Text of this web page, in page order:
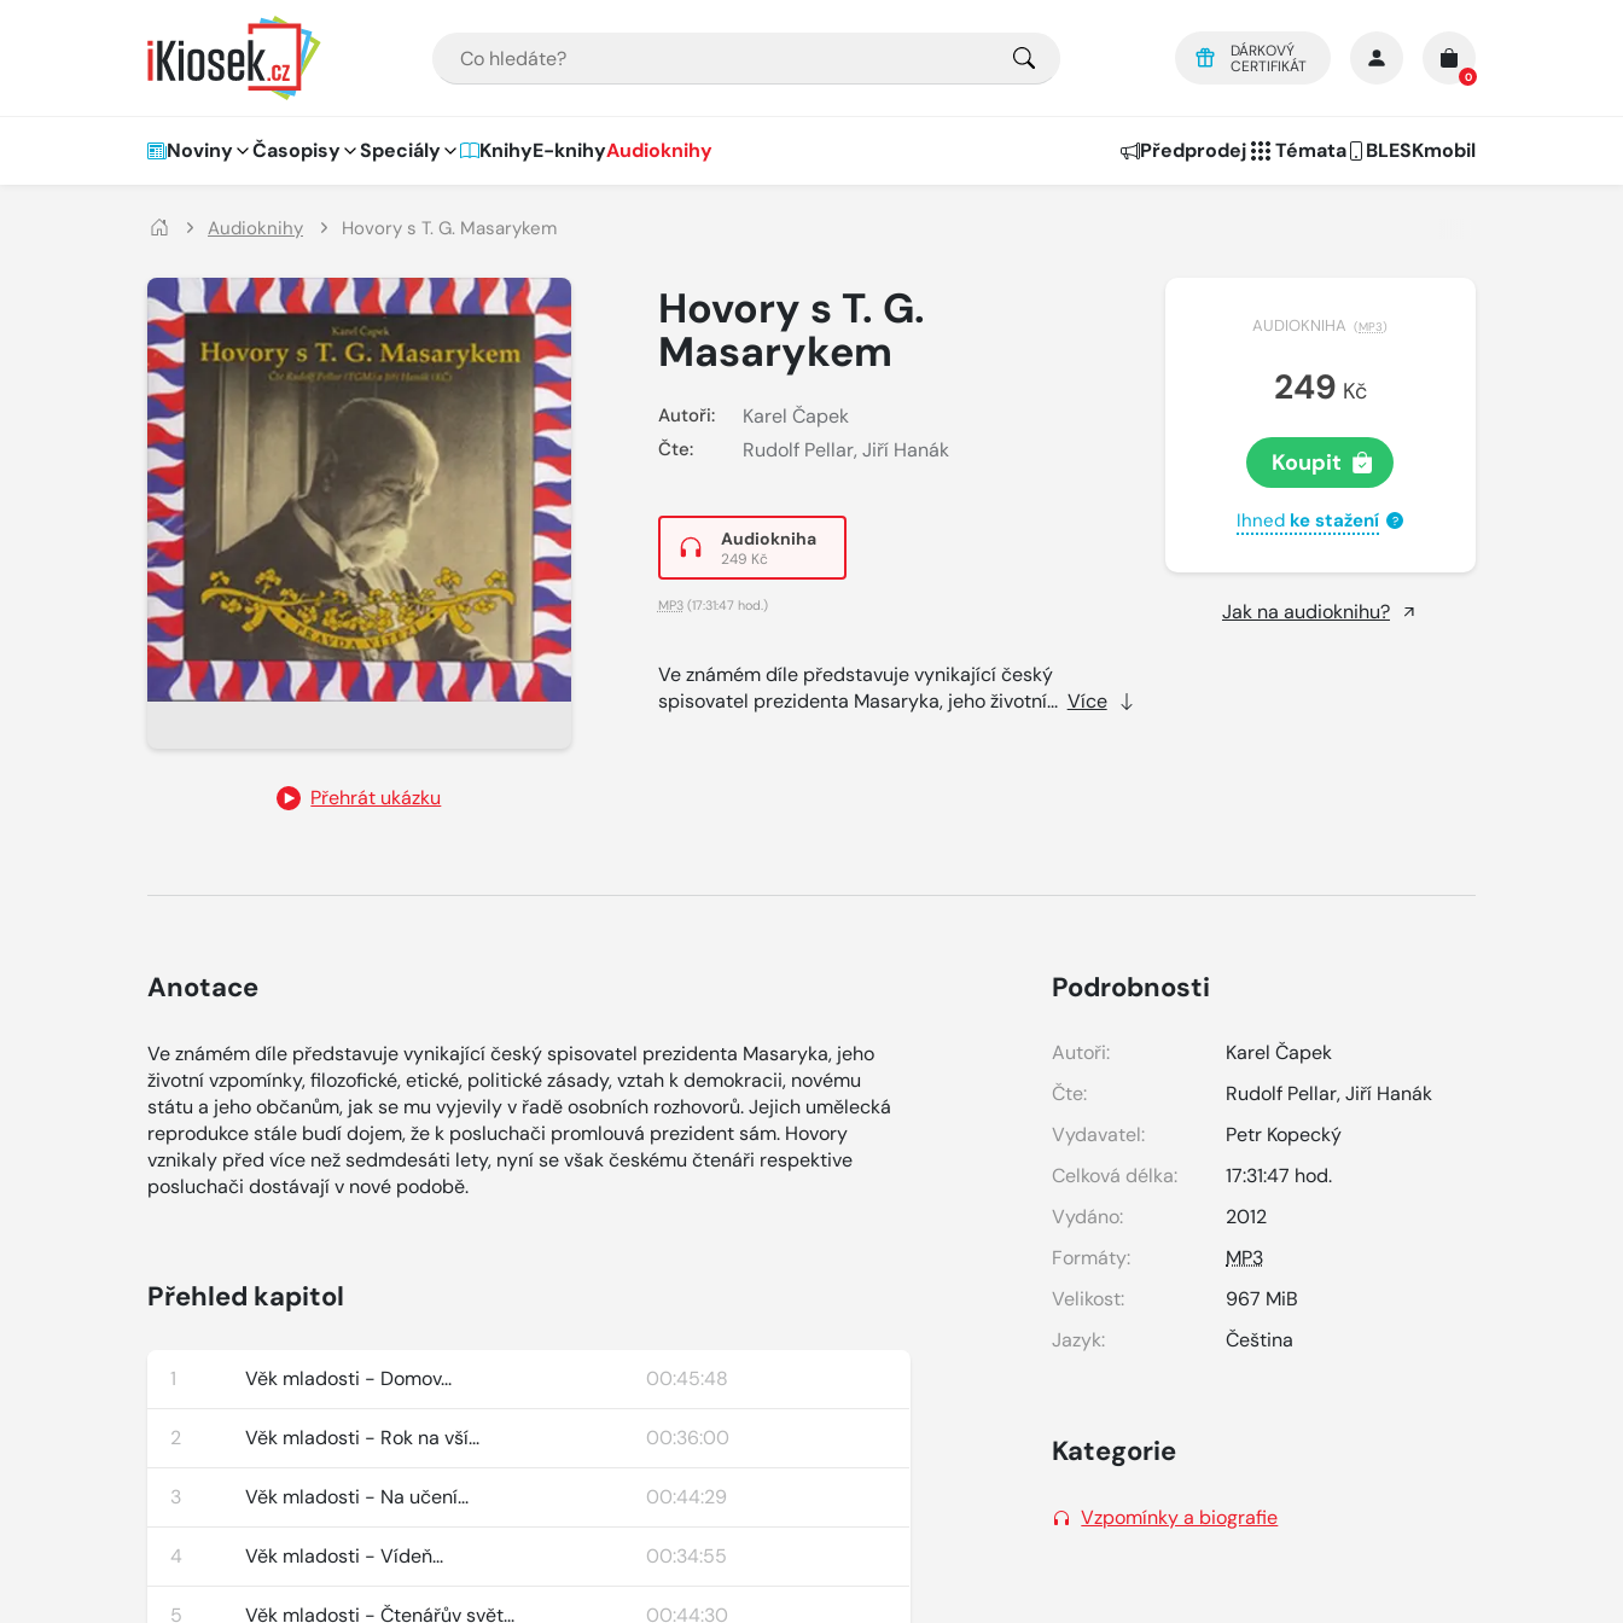
DÁRKOVÝ
CERTIFIKÁT
0
Hlavní navigace
Noviny Časopisy Speciály KnihyE-knihyAudioknihy Předprodej Témata BLESKmobil
Audioknihy Hovory s T. G. Masarykem
Přehrát ukázku
Hovory s T. G.
Masarykem
Autoři: Karel Čapek
Čte: Rudolf Pellar, Jiří Hanák
Audiokniha
249 Kč
MP3(17:31:47 hod.)
Ve známém díle představuje vynikající český
spisovatel prezidenta Masaryka, jeho životní... Více
AUDIOKNIHA (MP3)
249 Kč
Koupit
Ihned ke stažení ?
Jak na audioknihu?
Anotace
Ve známém díle představuje vynikající český spisovatel prezidenta Masaryka, jeho
životní vzpomínky, filozofické, etické, politické zásady, vztah k demokracii, novému
státu a jeho občanům, jak se mu vyjevily v řadě osobních rozhovorů. Jejich umělecká
reprodukce stále budí dojem, že k posluchači promlouvá prezident sám. Hovory
vznikaly před více než sedmdesáti lety, nyní se však českému čtenáři respektive
posluchači dostávají v nové podobě.
Přehled kapitol
1 Věk mladosti - Domov... 00:45:48
2 Věk mladosti - Rok na vší... 00:36:00
3 Věk mladosti - Na učení... 00:44:29
4 Věk mladosti - Vídeň... 00:34:55
5 Věk mladosti - Čtenářův svět... 00:44:30
Podrobnosti
Autoři:
Karel Čapek
Čte:
Rudolf Pellar,Jiří Hanák
Vydavatel:
Petr Kopecký
Celková délka:
17:31:47 hod.
Vydáno:
2012
Formáty:
MP3
Velikost:
967 MiB
Jazyk:
Čeština
Kategorie
Vzpomínky a biografie